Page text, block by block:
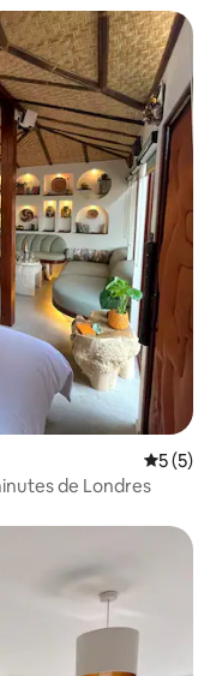
5 (5)
de Londres